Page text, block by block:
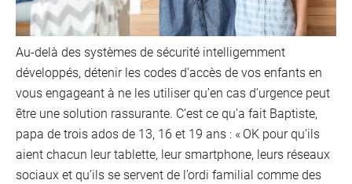
Au-delà des systèmes de sécurité intelligemment
développés, détenir les codes d’accès de vos enfants en
vous engageant à ne les utiliser qu’en cas d’urgence peut
être une solution rassurante. C’est ce qu’a fait Baptiste,
papa de trois ados de 13, 16 et 19 ans : « OK pour qu’ils
aient chacun leur tablette, leur smartphone, leurs réseaux
sociaux et qu’ils se servent de l’ordi familial comme des